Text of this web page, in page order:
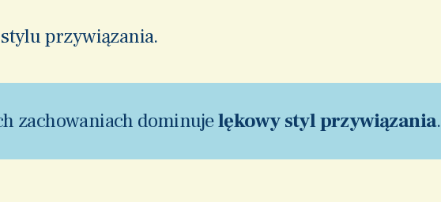
przywiązania.
zachowaniach dominujelękowy styl przywiązania.